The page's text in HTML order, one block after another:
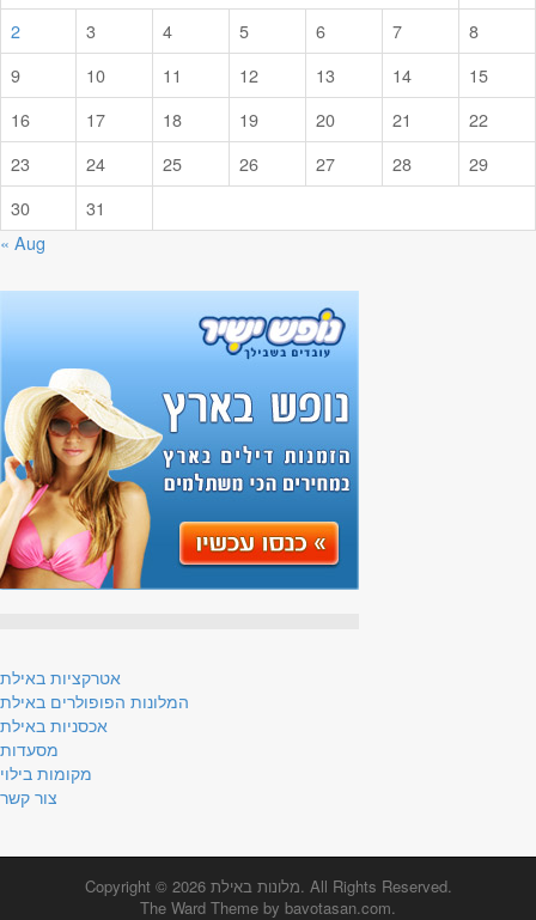
2
3 4 5 6 7
8
9
10 11 12 13 14
15
16
17 18 19 20 21
22
23
24 25 26 27 28
29
30
31
« Aug
אטרקציות באילת
המלונות הפופולרים באילת
אכסניות באילת
מסעדות
מקומות בילוי
צור קשר
Copyright © 2026 מלונות באילת. All Rights Reserved.
The Ward Theme by bavotasan.com.